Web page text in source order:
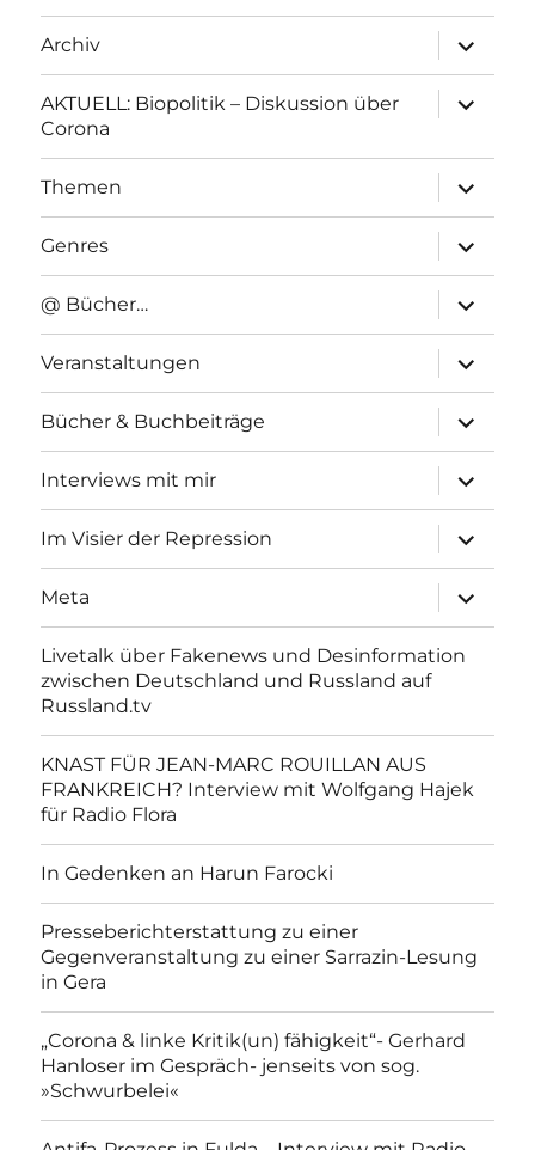
Archiv
anzeigen
AKTUELL: Biopolitik – Diskussion über
Corona
anzeigen
Themen
anzeigen
Genres
anzeigen
@ Bücher…
anzeigen
Veranstaltungen
anzeigen
Bücher & Buchbeiträge
anzeigen
Interviews mit mir
anzeigen
Im Visier der Repression
anzeigen
Meta
anzeigen
Livetalk über Fakenews und Desinformation
zwischen Deutschland und Russland auf
Russland.tv
KNAST FÜR JEAN-MARC ROUILLAN AUS
FRANKREICH? Interview mit Wolfgang Hajek
für Radio Flora
In Gedenken an Harun Farocki
Presseberichterstattung zu einer
Gegenveranstaltung zu einer Sarrazin-Lesung
in Gera
„Corona & linke Kritik(un) fähigkeit“- Gerhard
Hanloser im Gespräch- jenseits von sog.
»Schwurbelei«